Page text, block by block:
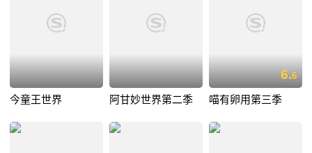
今童王世界 阿甘妙世界第二季
6.6
喵有卵用第三季